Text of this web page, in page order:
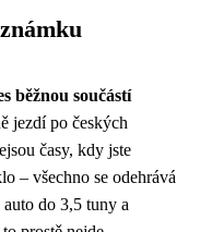
běžnou součástí
jezdí po českých
časy, kdy jste
– všechno se odehrává
do 3,5 tuny a